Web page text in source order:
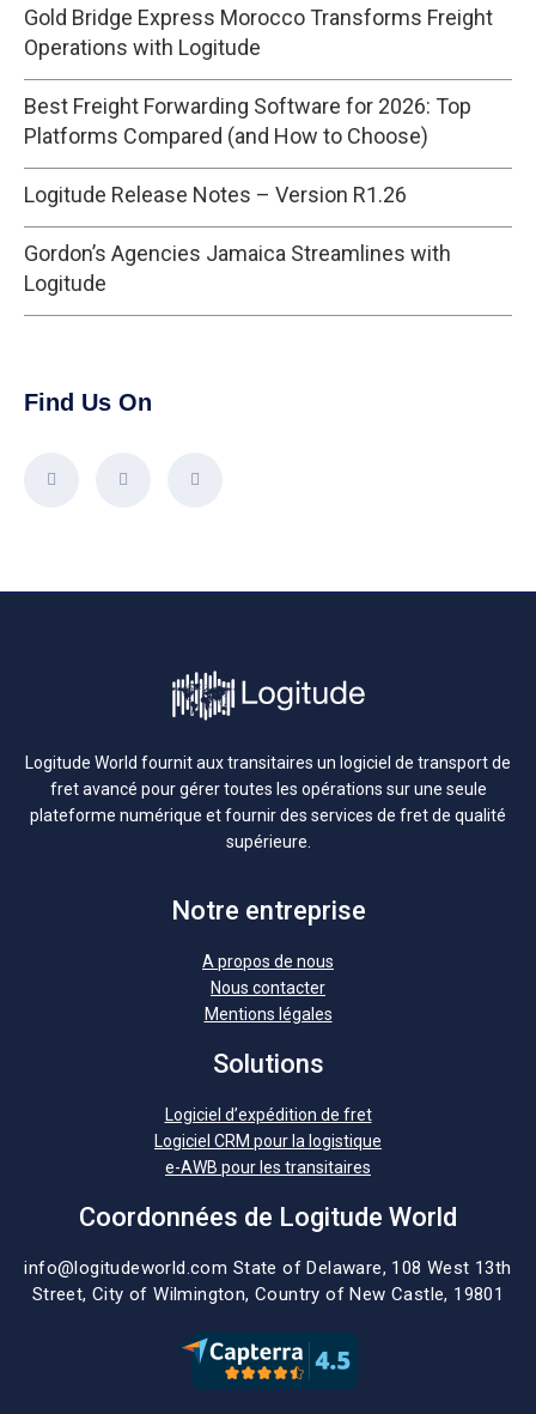
Gold Bridge Express Morocco Transforms Freight
Operations with Logitude
Best Freight Forwarding Software for 2026: Top
Platforms Compared (and How to Choose)
Logitude Release Notes – Version R1.26
Gordon’s Agencies Jamaica Streamlines with
Logitude
Find Us On
Logitude World fournit aux transitaires un logiciel de transport de
fret avancé pour gérer toutes les opérations sur une seule
plateforme numérique et fournir des services de fret de qualité
supérieure.
Notre entreprise
A propos de nous
Nous contacter
Mentions légales
Solutions
Logiciel d’expédition de fret
Logiciel CRM pour la logistique
e-AWB pour les transitaires
Coordonnées de Logitude World
info@logitudeworld.com State of Delaware, 108 West 13th
Street, City of Wilmington, Country of New Castle, 19801